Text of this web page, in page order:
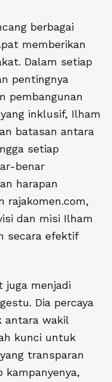
berbagai
memberikan
Dalam setiap
pentingnya
pembangunan
inklusif, Ilham
batasan antara
setiap
benar
harapan
rajakomen.com,
dan misi Ilham
secara efektif
juga menjadi
Dia percaya
antara wakil
kunci untuk
transparan
kampanyenya,